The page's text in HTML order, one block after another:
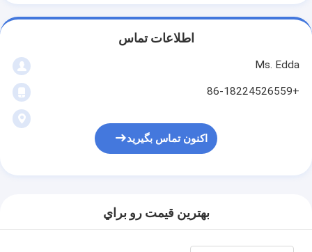
اطلاعات تماس
Ms. Edda
+86-18224526559
اکنون تماس بگیرید
بهترين قيمت رو براي